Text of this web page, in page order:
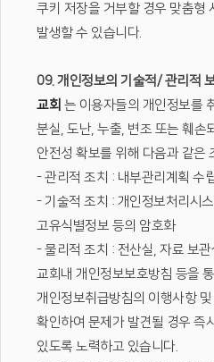
쿠키 저장을 거부할 경우 맞춤형
발생할 수 있습니다.
09. 개인정보의 기술적/ 관리적
교회 는 이용자들의 개인정보를
분실, 도난, 누출, 변조 또는 훼손
안전성 확보를 위해 다음과 같은
- 관리적 조치 : 내부관리계획 수
- 기술적 조치 : 개인정보처리시스
고유식별정보 등의 암호화
- 물리적 조치 : 전산실, 자료 보관
교회내 개인정보보호방침 등을
개인정보취급방침의 이행사항
확인하여 문제가 발견될 경우 즉
있도록 노력하고 있습니다.